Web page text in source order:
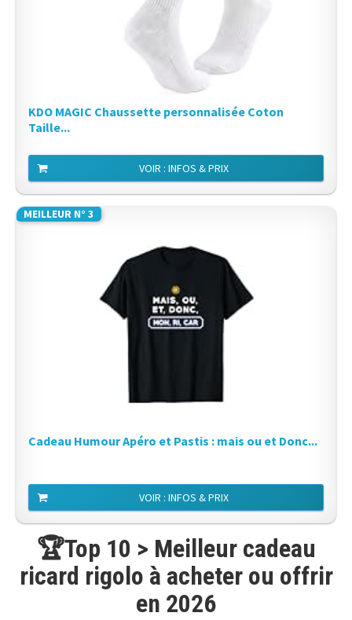
KDO MAGIC Chaussette personnalisée Coton
Taille...
VOIR : INFOS & PRIX
MEILLEUR N° 3
Cadeau Humour Apéro et Pastis : mais ou et Donc...
VOIR : INFOS & PRIX
🏆Top 10 > Meilleur cadeau
ricard rigolo à acheter ou offrir
en 2026